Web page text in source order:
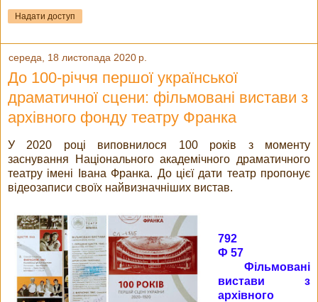
Надати доступ
середа, 18 листопада 2020 р.
До 100-річчя першої української
драматичної сцени: фільмовані вистави з
архівного фонду театру Франка
У 2020 році виповнилося 100 років з моменту
заснування Національного академічного драматичного
театру імені Івана Франка. До цієї дати театр пропонує
відеозаписи своїх найвизначніших вистав.
792
Ф 57
Фільмовані
вистави з
архівного